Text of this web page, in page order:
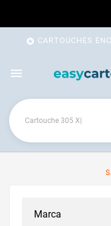
 CARTOUCHES
